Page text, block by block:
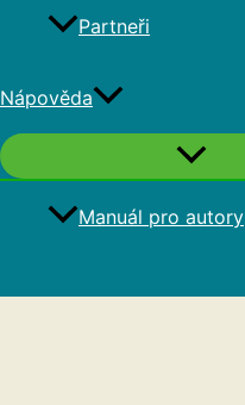
Partneři
Nápověda
Manuál pro autory